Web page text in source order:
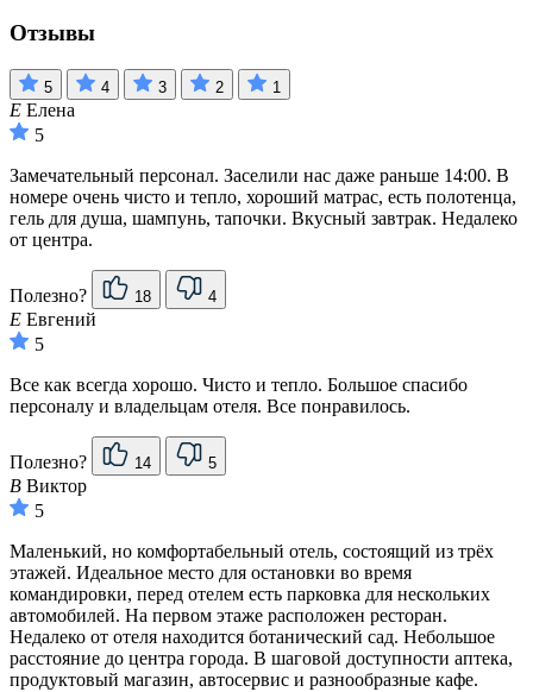
Отзывы
5 4 3 2 1
Е Елена
5
Замечательный персонал. Заселили нас даже раньше 14:00. В
номере очень чисто и тепло, хороший матрас, есть полотенца,
гель для душа, шампунь, тапочки. Вкусный завтрак. Недалеко
от центра.
Полезно? 18 4
Е Евгений
5
Все как всегда хорошо. Чисто и тепло. Большое спасибо
персоналу и владельцам отеля. Все понравилось.
Полезно? 14 5
В Виктор
5
Маленький, но комфортабельный отель, состоящий из трёх
этажей. Идеальное место для остановки во время
командировки, перед отелем есть парковка для нескольких
автомобилей. На первом этаже расположен ресторан.
Недалеко от отеля находится ботанический сад. Небольшое
расстояние до центра города. В шаговой доступности аптека,
продуктовый магазин, автосервис и разнообразные кафе.